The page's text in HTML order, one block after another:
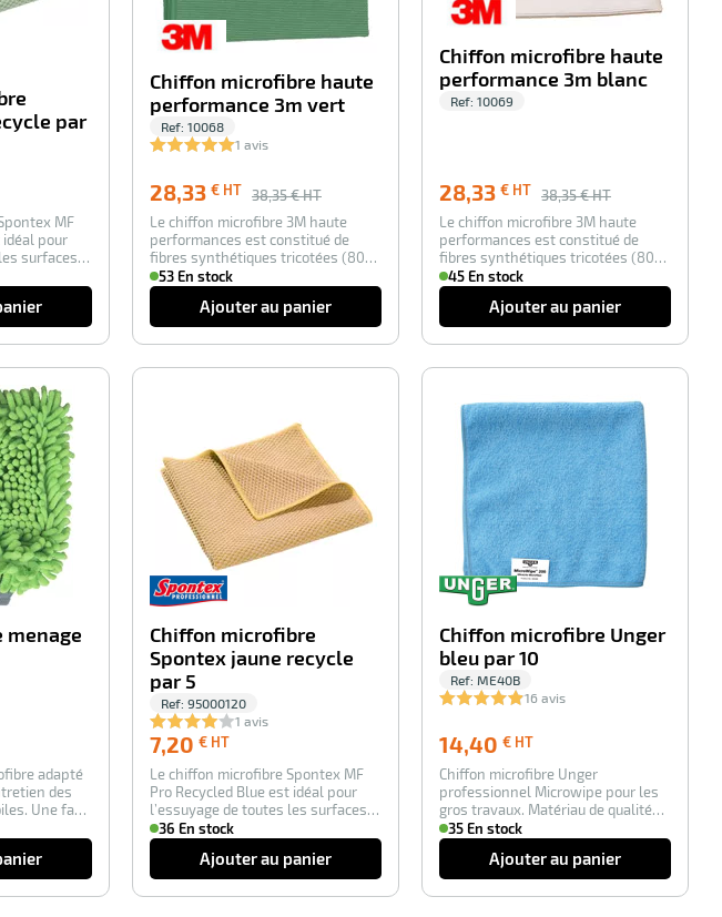
par
MF
idéal pour
surfaces.
Chiffon microfibre haute
performance 3m vert
Ref: 10068
1 avis
28,33 € HT 38,35 € HT
Le chiffon microfibre 3M haute
performances est constitué de
fibres synthétiques tricotées (80%
polyester…
53 En stock
Ajouter au panier
Chiffon microfibre haute
performance 3m blanc
Ref: 10069
28,33 € HT 38,35 € HT
Le chiffon microfibre 3M haute
performances est constitué de
fibres synthétiques tricotées (80%
polyester…
45 En stock
Ajouter au panier
menage
adapté
des
Une face
Chiffon microfibre
Spontex jaune recycle
par 5
Ref: 95000120
1 avis
7,20 € HT
HT
Le chiffon microfibre Spontex MF
Pro Recycled Blue est idéal pour
l’essuyage de toutes les surfaces.
Le c…
36 En stock
Ajouter au panier
Chiffon microfibre Unger
bleu par 10
Ref: ME40B
16 avis
14,40 € HT
HT
Chiffon microfibre Unger
professionnel Microwipe pour les
gros travaux. Matériau de qualité
supérieur. ré…
35 En stock
Ajouter au panier